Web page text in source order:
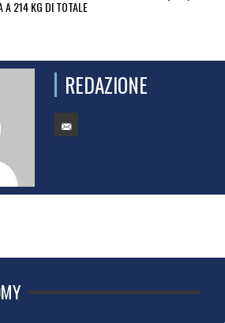
A 214 KG DI TOTALE
REDAZIONE